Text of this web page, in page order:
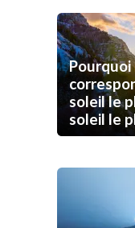
Pourquoi
soleil le
soleil le